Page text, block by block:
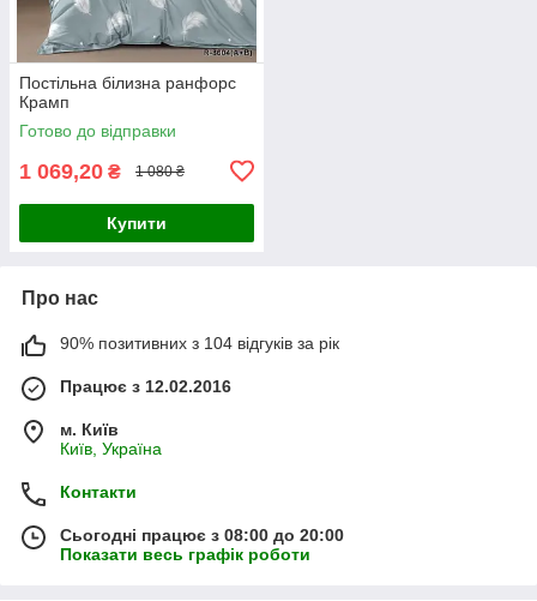
Постільна білизна ранфорс
Крамп
Готово до відправки
1 069,20 ₴ 1 080 ₴
Купити
Про нас
90% позитивних з 104 відгуків за рік
Працює з 12.02.2016
м. Київ
Київ, Україна
Контакти
Сьогодні працює з 08:00 до 20:00
Показати весь графік роботи